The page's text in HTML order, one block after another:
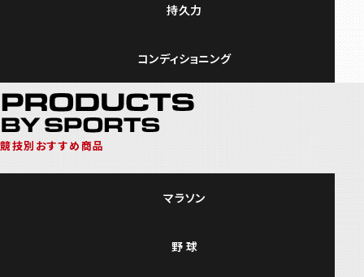
持久力
コンディショニング
競技別おすすめ商品
マラソン
野 球